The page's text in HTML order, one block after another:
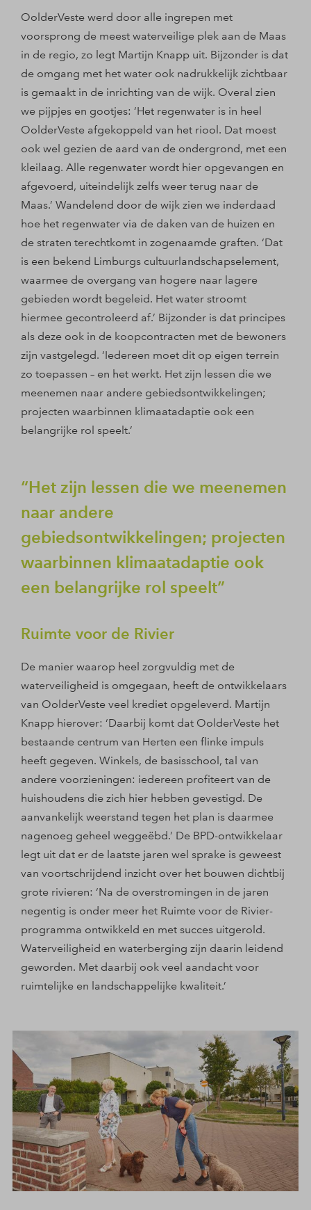
OolderVeste werd door alle ingrepen met
voorsprong de meest waterveilige plek aan de Maas
in de regio, zo legt Martijn Knapp uit. Bijzonder is dat
de omgang met het water ook nadrukkelijk zichtbaar
is gemaakt in de inrichting van de wijk. Overal zien
we pijpjes en gootjes: ‘Het regenwater is in heel
OolderVeste afgekoppeld van het riool. Dat moest
ook wel gezien de aard van de ondergrond, met een
kleilaag. Alle regenwater wordt hier opgevangen en
afgevoerd, uiteindelijk zelfs weer terug naar de
Maas.’ Wandelend door de wijk zien we inderdaad
hoe het regenwater via de daken van de huizen en
de straten terechtkomt in zogenaamde graften. ‘Dat
is een bekend Limburgs cultuurlandschapselement,
waarmee de overgang van hogere naar lagere
gebieden wordt begeleid. Het water stroomt
hiermee gecontroleerd af.’ Bijzonder is dat principes
als deze ook in de koopcontracten met de bewoners
zijn vastgelegd. ‘Iedereen moet dit op eigen terrein
zo toepassen – en het werkt. Het zijn lessen die we
meenemen naar andere gebiedsontwikkelingen;
projecten waarbinnen klimaatadaptie ook een
belangrijke rol speelt.’
Het zijn lessen die we meenemen
naar andere
gebiedsontwikkelingen; projecten
waarbinnen klimaatadaptie ook
een belangrijke rol speelt
Ruimte voor de Rivier
De manier waarop heel zorgvuldig met de
waterveiligheid is omgegaan, heeft de ontwikkelaars
van OolderVeste veel krediet opgeleverd. Martijn
Knapp hierover: ‘Daarbij komt dat OolderVeste het
bestaande centrum van Herten een flinke impuls
heeft gegeven. Winkels, de basisschool, tal van
andere voorzieningen: iedereen profiteert van de
huishoudens die zich hier hebben gevestigd. De
aanvankelijk weerstand tegen het plan is daarmee
nagenoeg geheel weggeëbd.’ De BPD-ontwikkelaar
legt uit dat er de laatste jaren wel sprake is geweest
van voortschrijdend inzicht over het bouwen dichtbij
grote rivieren: ‘Na de overstromingen in de jaren
negentig is onder meer het Ruimte voor de Rivier-
programma ontwikkeld en met succes uitgerold.
Waterveiligheid en waterberging zijn daarin leidend
geworden. Met daarbij ook veel aandacht voor
ruimtelijke en landschappelijke kwaliteit.’